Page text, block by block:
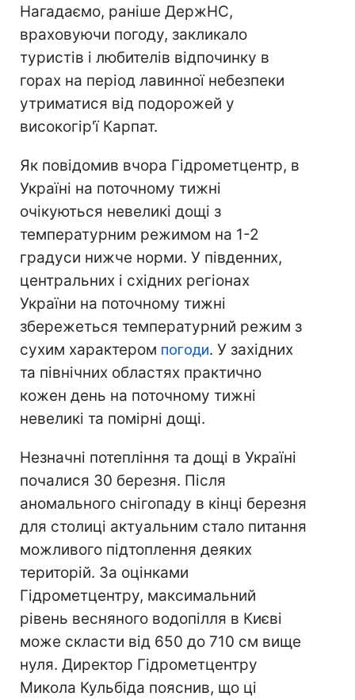
Нагадаємо, раніше ДержНС,
враховуючи погоду, закликало
туристів і любителів відпочинку в
горах на період лавинної небезпеки
утриматися від подорожей у
високогір'ї Карпат.
Як повідомив вчора Гідрометцентр, в
Україні на поточному тижні
очікуються невеликі дощі з
температурним режимом на 1-2
градуси нижче норми. У південних,
центральних і східних регіонах
України на поточному тижні
збережеться температурний режим з
сухим характером погоди. У західних
та північних областях практично
кожен день на поточному тижні
невеликі та помірні дощі.
Незначні потепління та дощі в Україні
почалися 30 березня. Після
аномального снігопаду в кінці березня
для столиці актуальним стало питання
можливого підтоплення деяких
територій. За оцінками
Гідрометцентру, максимальний
рівень весняного водопілля в Києві
може скласти від 650 до 710 см вище
нуля. Директор Гідрометцентру
Микола Кульбіда пояснив, що ці